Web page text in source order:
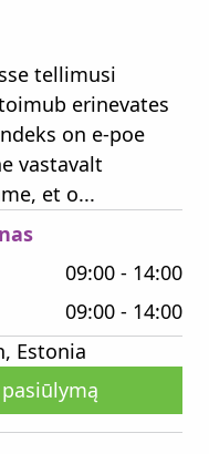
tellimusi
erinevates
on e-poe
vastavalt
et o...
09:00 - 14:00
09:00 - 14:00
Estonia